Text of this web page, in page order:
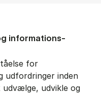
informations­
for
udfordringer inden
udvikle og